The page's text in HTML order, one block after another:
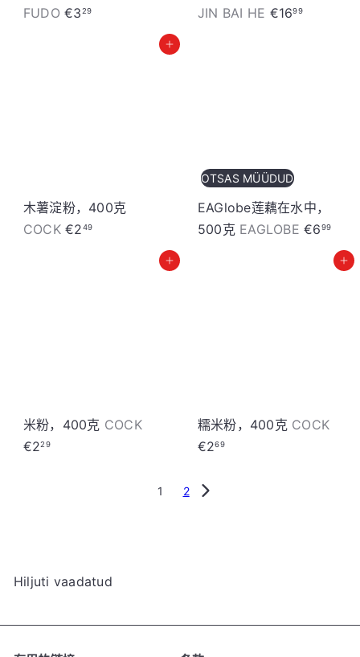
FUDO€329
JIN BAI HE €1699
加入购物车
木薯淀粉，400克
COCK€249
OTSAS MÜÜDUD
EAGlobe莲藕在水中，
500克 EAGLOBE€699
加入购物车
米粉，400克 COCK
€229
加入购物车
糯米粉，400克 COCK
€269
1 2
Hiljuti vaadatud